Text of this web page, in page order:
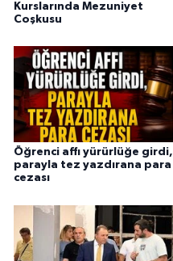
Kurslarında Mezuniyet
Coşkusu
Öğrenci affı yürürlüğe girdi,
parayla tez yazdırana para
cezası